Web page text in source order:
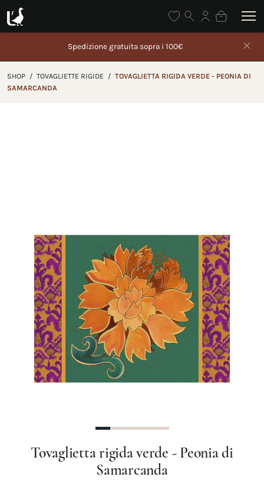
Gli ordini effettuati dal 5 al 26 agosto saranno spediti
partire da 27 agosto
SHOP / TOVAGLIETTE RIGIDE / TOVAGLIETTA RIGIDA VERDE - PEONIA DI
SAMARCANDA
Precedente
Tovaglietta rigida verde - Peonia di
Samarcanda